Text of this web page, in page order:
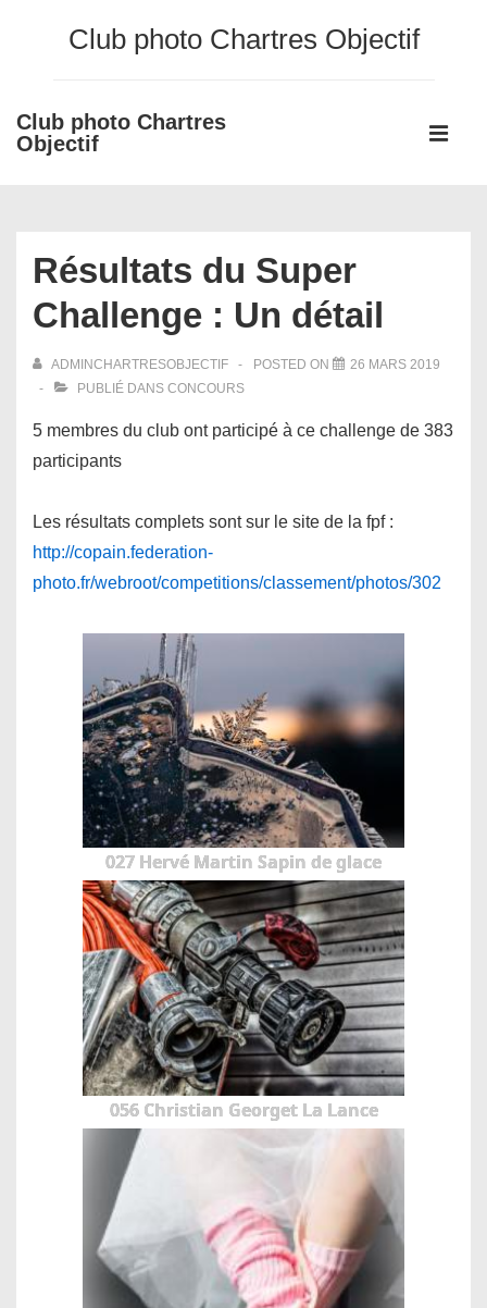
principal
Club photo Chartres Objectif
Club photo Chartres
Objectif
Main
Résultats du Super
Challenge : Un détail
ADMINCHARTRESOBJECTIF POSTED ON
26 MARS 2019
PUBLIÉ DANS CONCOURS
5 membres du club ont participé à ce challenge de 383
participants
Les résultats complets sont sur le site de la fpf :
http://copain.federation-
photo.fr/webroot/competitions/classement/photos/302
027 Hervé Martin Sapin de glace
056 Christian Georget La Lance